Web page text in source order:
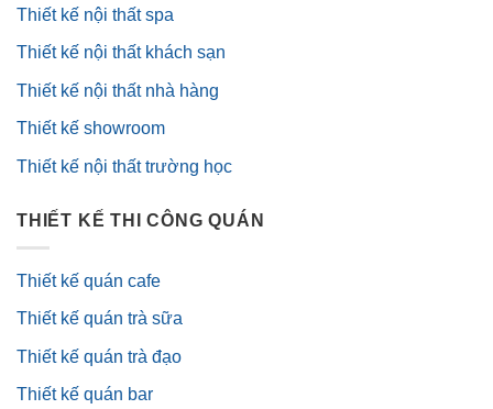
Thiết kế nội thất spa
Thiết kế nội thất khách sạn
Thiết kế nội thất nhà hàng
Thiết kế showroom
Thiết kế nội thất trường học
THIẾT KẾ THI CÔNG QUÁN
Thiết kế quán cafe
Thiết kế quán trà sữa
Thiết kế quán trà đạo
Thiết kế quán bar